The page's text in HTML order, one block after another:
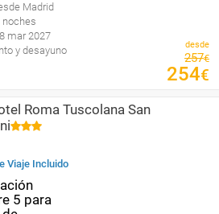
Madrid
noches
mar 2027
y desayuno
desde
257€
254€
Roma Tuscolana San
Viaje Incluido